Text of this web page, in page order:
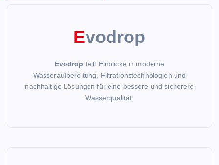
Evodrop
Evodrop teilt Einblicke in moderne
Wasseraufbereitung, Filtrationstechnologien und
nachhaltige Lösungen für eine bessere und sicherere
Wasserqualität.